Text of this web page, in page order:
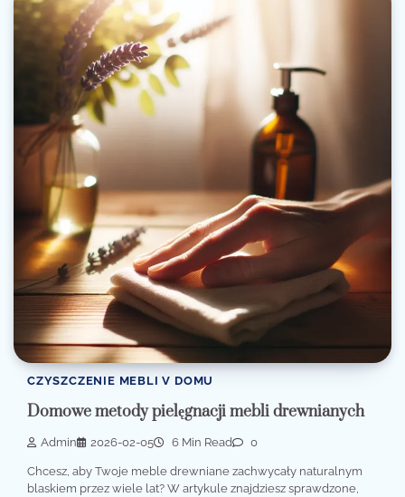
CZYSZCZENIE MEBLI V DOMU
Domowe metody pielęgnacji mebli drewnianych
Admin 2026-02-05 6 Min Read 0
Chcesz, aby Twoje meble drewniane zachwycały naturalnym
blaskiem przez wiele lat? W artykule znajdziesz sprawdzone,